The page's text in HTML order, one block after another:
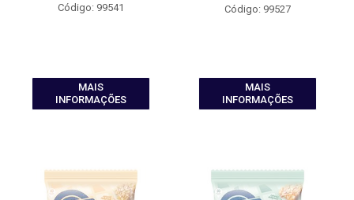
Código: 99541
MAIS
INFORMAÇÕES
Código: 99527
MAIS
INFORMAÇÕES